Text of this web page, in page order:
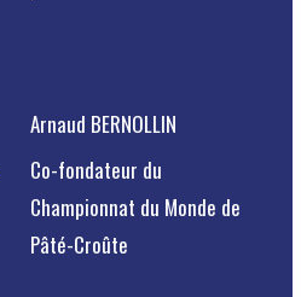
Arnaud BERNOLLIN
Co-fondateur du
Championnat du Monde de
Pâté-Croûte